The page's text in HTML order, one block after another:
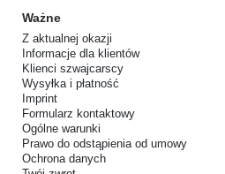
Ważne
Z aktualnej okazji
Informacje dla klientów
Klienci szwajcarscy
Wysyłka i płatność
Imprint
Formularz kontaktowy
Ogólne warunki
Prawo do odstąpienia od umowy
Ochrona danych